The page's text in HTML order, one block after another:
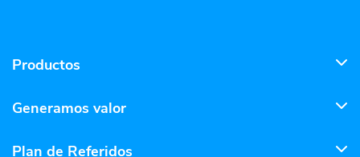
Productos
Generamos valor
Plan de Referidos